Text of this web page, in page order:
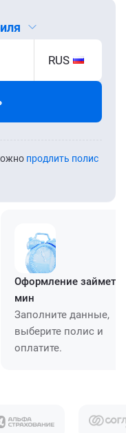
RUS
продлить полис
Оформление займет
мин
Заполните данные,
выберите полис и
оплатите.